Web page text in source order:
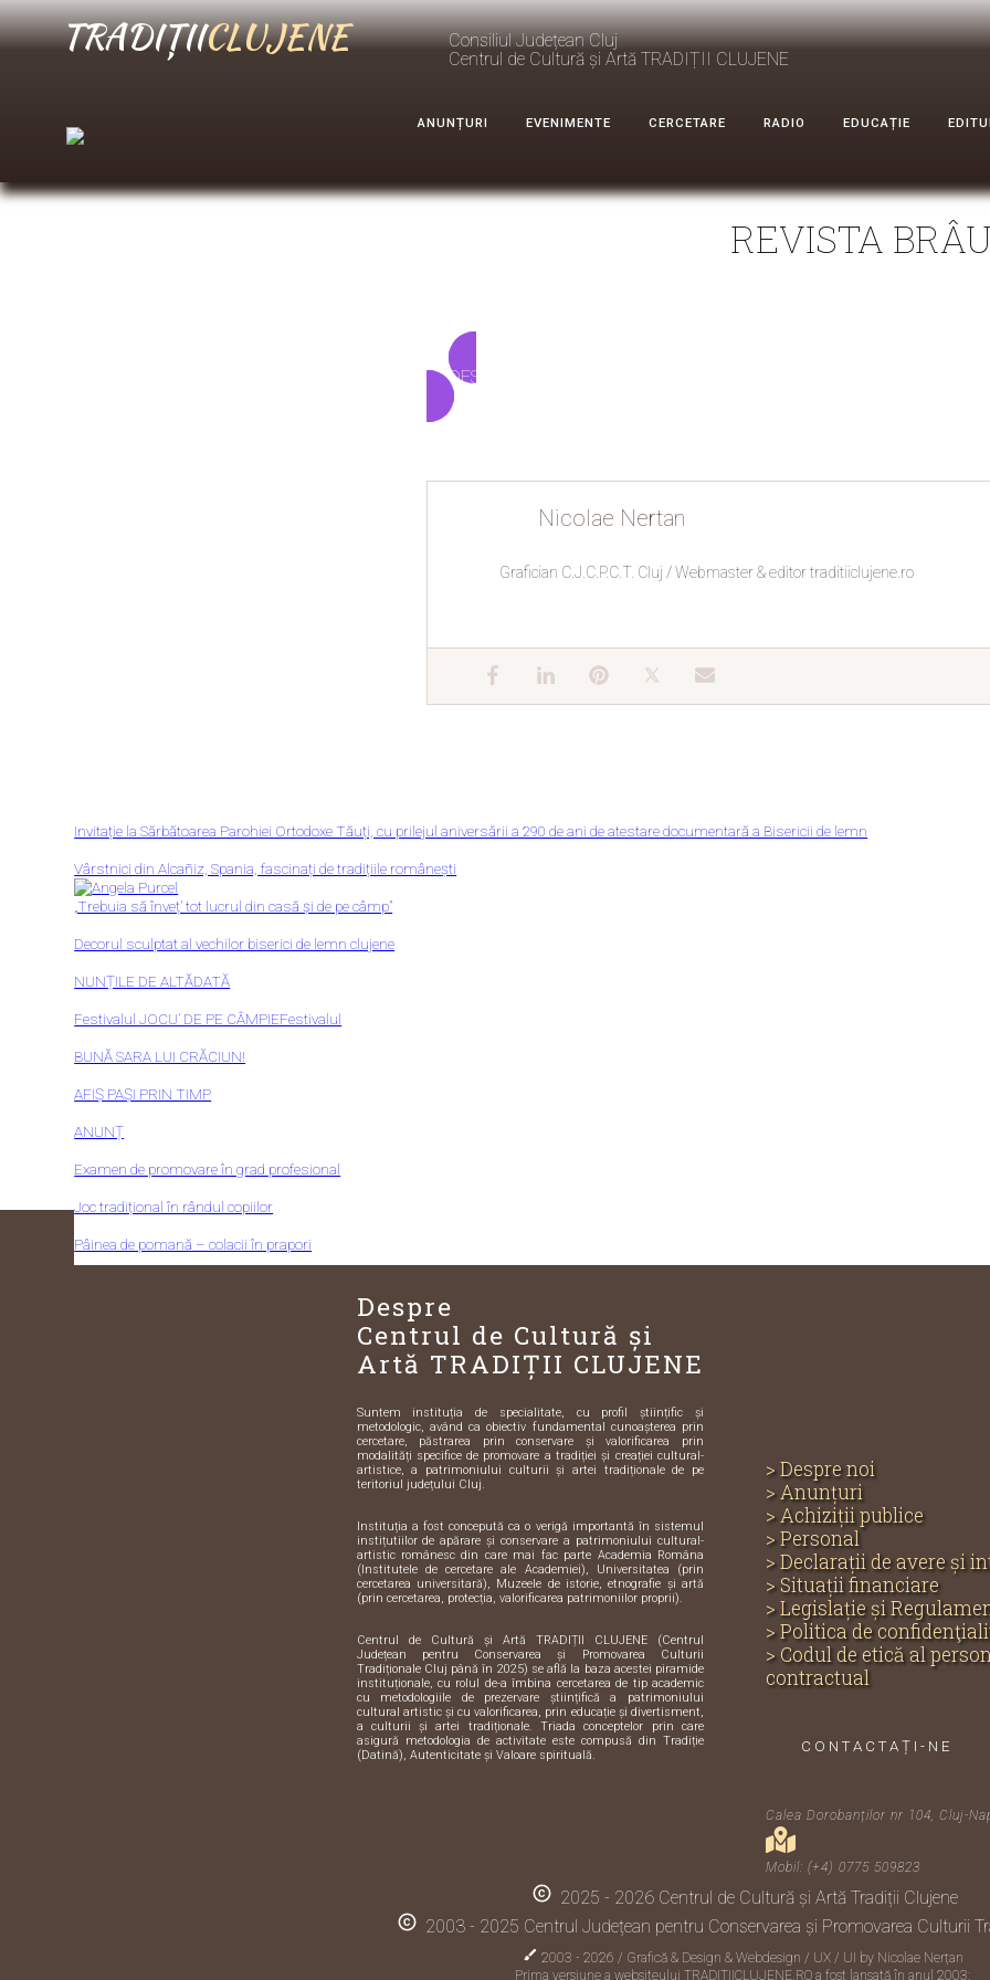
TRADIȚIICLUJENE
Consiliul Județean Cluj
Centrul de Cultură și Artă TRADIȚII CLUJENE
ANUNȚURI EVENIMENTE CERCETARE RADIO EDUCAȚIE
REVISTA
DESCHIDE AICI
Nicolae Nertan
Grafician C.J.C.P.C.T. Cluj / Webmaster & editor traditiiclujene.ro
Invitație la Sărbătoarea Parohiei Ortodoxe Tăuți, cu prilejul aniversării a 290 de ani de atestare documentară a Bisericii de lemn
Vârstnici din Alcañiz, Spania, fascinați de tradițiile românești
„Trebuia să înveț’ tot lucrul din casă și de pe câmp”
Decorul sculptat al vechilor biserici de lemn clujene
NUNȚILE DE ALTĂDATĂ
Festivalul JOCU’ DE PE CÂMPIEFestivalul
BUNĂ SARA LUI CRĂCIUN!
AFIȘ PAȘI PRIN TIMP
ANUNȚ
Examen de promovare în grad profesional
Joc tradițional în rândul copiilor
Pâinea de pomană – colacii în prapori
Despre
Centrul de Cultură și
Artă TRADIȚII CLUJENE
Suntem instituția de specialitate, cu profil științific și
metodologic, având ca obiectiv fundamental cunoașterea prin
cercetare, păstrarea prin conservare și valorificarea prin
modalități specifice de promovare a tradiției și creației cultural-
artistice, a patrimoniului culturii și artei tradiționale de pe
teritoriul județului Cluj.
Instituția a fost concepută ca o verigă importantă în sistemul
instițutiilor de apărare și conservare a patrimoniului cultural-
artistic românesc din care mai fac parte Academia Româna
(Institutele de cercetare ale Academiei), Universitatea (prin
cercetarea universitară), Muzeele de istorie, etnografie și artă
(prin cercetarea, protecția, valorificarea patrimoniilor proprii).
Centrul de Cultură și Artă TRADIȚII CLUJENE (Centrul
Județean pentru Conservarea și Promovarea Culturii
Tradiționale Cluj până în 2025) se află la baza acestei piramide
instituționale, cu rolul de-a îmbina cercetarea de tip academic
cu metodologiile de prezervare științifică a patrimoniului
cultural artistic și cu valorificarea, prin educație și divertisment,
a culturii și artei tradiționale. Triada conceptelor prin care
asigură metodologia de activitate este compusă din Tradiție
(Datină), Autenticitate și Valoare spirituală.
> Despre noi
> Anunțuri
> Achiziții publice
> Personal
> Declarații de avere și
> Situații financiare
> Legislație și
> Politica de
> Codul de etică al
contractual
CONTACTAȚI-NE
Calea Dorobanților nr 104, Cluj-
Mobil: (+4) 0775 509823
copyright 2025 - 2026 Centrul de Cultură și Artă Tradiții Clujene
copyright 2003 - 2025 Centrul Județean pentru Conservarea și Promovarea Culturii
brush 2003 - 2026 / Grafică & Design & Webdesign / UX / UI by Nicolae Nerțan
Prima versiune a websiteului TRADITIICLUJENE.RO a fost lansată în anul 2003: